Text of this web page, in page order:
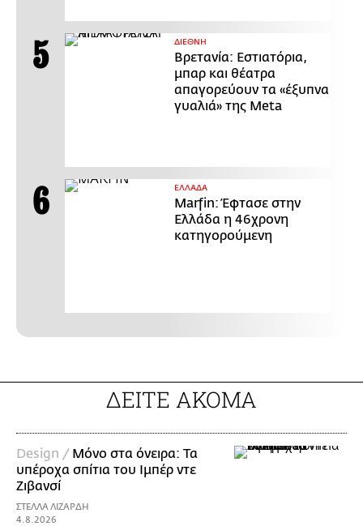
ΔΙΕΘΝΗ
Βρετανία: Εστιατόρια,
μπαρ και θέατρα
απαγορεύουν τα «έξυπνα
γυαλιά» της Meta
ΕΛΛΑΔΑ
Marfin: Έφτασε στην
Ελλάδα η 46χρονη
κατηγορούμενη
ΔΕΙΤΕ ΑΚΟΜΑ
Design / Μόνο στα όνειρα: Τα
υπέροχα σπίτια του Ιμπέρ ντε
Ζιβανσί
ΣΤΕΛΛΑ ΛΙΖΑΡΔΗ
4.8.2026